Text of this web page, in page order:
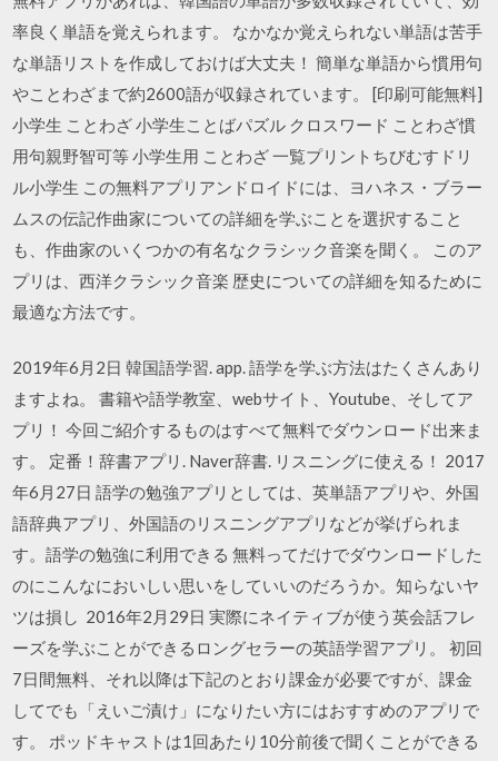
率良く単語を覚えられます。 なかなか覚えられない単語は苦手
な単語リストを作成しておけば大丈夫！ 簡単な単語から慣用句
やことわざまで約2600語が収録されています。 [印刷可能無料]
小学生 ことわざ 小学生ことばパズル クロスワード ことわざ慣
用句親野智可等 小学生用 ことわざ 一覧プリントちびむすドリ
ル小学生 この無料アプリアンドロイドには、ヨハネス・ブラー
ムスの伝記作曲家についての詳細を学ぶことを選択すること
も、作曲家のいくつかの有名なクラシック音楽を聞く。 このア
プリは、西洋クラシック音楽 歴史についての詳細を知るために
最適な方法です。
2019年6月2日 韓国語学習. app. 語学を学ぶ方法はたくさんあり
ますよね。 書籍や語学教室、webサイト、Youtube、そしてア
プリ！ 今回ご紹介するものはすべて無料でダウンロード出来ま
す。 定番！辞書アプリ. Naver辞書. リスニングに使える！ 2017
年6月27日 語学の勉強アプリとしては、英単語アプリや、外国
語辞典アプリ、外国語のリスニングアプリなどが挙げられま
す。語学の勉強に利用できる 無料ってだけでダウンロードした
のにこんなにおいしい思いをしていいのだろうか。知らないヤ
ツは損し 2016年2月29日 実際にネイティブが使う英会話フレ
ーズを学ぶことができるロングセラーの英語学習アプリ。 初回
7日間無料、それ以降は下記のとおり課金が必要ですが、課金
してでも「えいご漬け」になりたい方にはおすすめのアプリで
す。 ポッドキャストは1回あたり10分前後で聞くことができる